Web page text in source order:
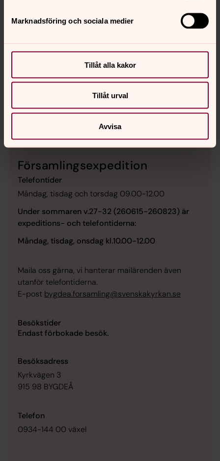
Marknadsföring och sociala medier
Tillåt alla kakor
Tillåt urval
Avvisa
Olivia Robertsson
Kyrkogårds- och fastighetschef, Bygdeå församling
Växel:
0934-144 00
olivia.robertsson@svenskakyrkan.se
Församlingsexpedition
Telefontider
Måndag, tisdag och torsdag 09.00-12.00
Under sommaren v.27-32 (260615-260823) är
expeditions- och telefontiderna:
Måndag, tisdag, onsdag kl.10.00-12.00
Maila oss gärna, vi hanterar mailärenden även
utanför telefontiderna.
E-post bygdea.forsamling@svenskakyrkan.se
Besökstider
Endast förbokade besök.
Besöksadress
Kyrkvägen 3
915 98 BYGDEÅ
Telefon
0934-144 00 växel